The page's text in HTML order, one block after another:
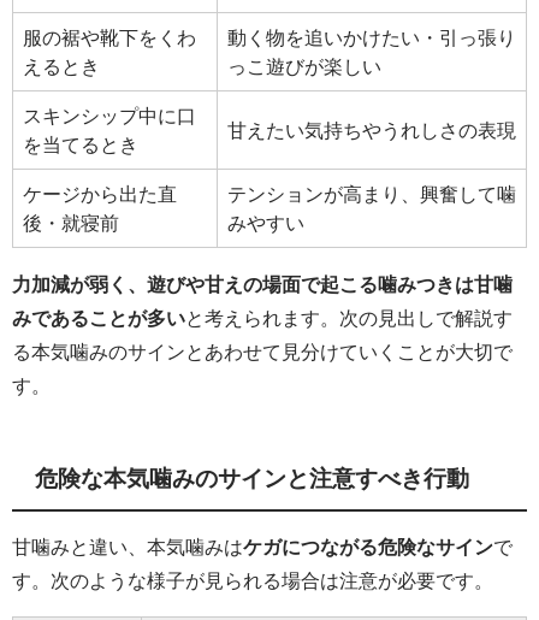
服の裾や靴下をくわ
えるとき
動く物を追いかけたい・引っ張り
っこ遊びが楽しい
スキンシップ中に口
を当てるとき
甘えたい気持ちやうれしさの表現
ケージから出た直
後・就寝前
テンションが高まり、興奮して噛
みやすい
力加減が弱く、遊びや甘えの場面で起こる噛みつきは甘噛
みであることが多いと考えられます。次の見出しで解説す
る本気噛みのサインとあわせて見分けていくことが大切で
す。
危険な本気噛みのサインと注意すべき行動
甘噛みと違い、本気噛みはケガにつながる危険なサインで
す。次のような様子が見られる場合は注意が必要です。